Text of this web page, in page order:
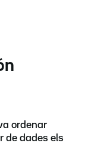
ordenar
de dades els